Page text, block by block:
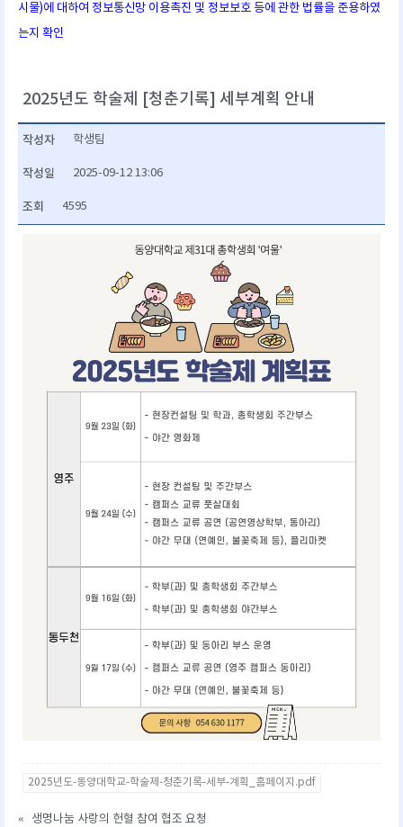
시물)에 대하여 정보통신망 이용촉진 및 정보보호 등에 관한 법률을 준용하였
는지 확인
2025년도 학술제 [청춘기록] 세부계획 안내
작성자 학생팀
작성일 2025-09-12 13:06
조회 4595
2025년도-동양대학교-학술제-청춘기록-세부-계획_홈페이지.pdf
« 생명나눔 사랑의 헌혈 참여 협조 요청